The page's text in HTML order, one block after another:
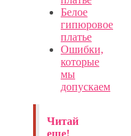
Белое
гипюровое
платье
Ошибки,
которые
мы
допускаем
Читай
еще!